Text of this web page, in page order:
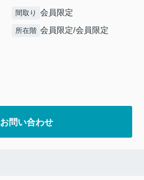
間取り 会員限定
所在階 会員限定/会員限定
お問い合わせ